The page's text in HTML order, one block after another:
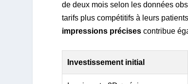
de deux mois selon les données
tarifs plus compétitifs à leurs
impressions précises contribue
Investissement initial